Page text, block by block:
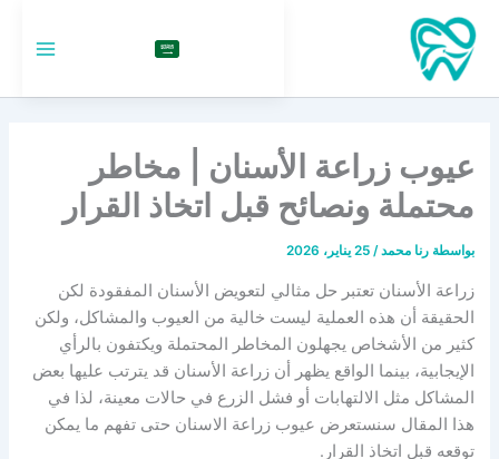
تخطي
إلى
المحتوى
عيوب زراعة الأسنان | مخاطر
محتملة ونصائح قبل اتخاذ القرار
بواسطة رنا محمد/25 يناير، 2026
زراعة الأسنان تعتبر حل مثالي لتعويض الأسنان المفقودة لكن
الحقيقة أن هذه العملية ليست خالية من العيوب والمشاكل، ولكن
كثير من الأشخاص يجهلون المخاطر المحتملة ويكتفون بالرأي
الإيجابية، بينما الواقع يظهر أن زراعة الأسنان قد يترتب عليها بعض
المشاكل مثل الالتهابات أو فشل الزرع في حالات معينة، لذا في
هذا المقال سنستعرض عيوب زراعة الاسنان حتى تفهم ما يمكن
توقعه قبل اتخاذ القرار.